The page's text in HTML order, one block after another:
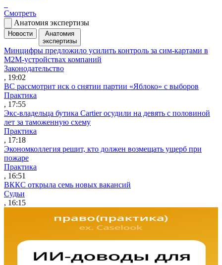
Смотреть
Анатомия экспертизы
Новости
Анатомия
экспертизы
Минцифры предложило усилить контроль за сим-картами в
M2M-устройствах компаний
Законодательство
, 19:02
ВС рассмотрит иск о снятии партии «Яблоко» с выборов
Практика
, 17:55
Экс-владельца бутика Cartier осудили на девять с половиной
лет за таможенную схему
Практика
, 17:18
Экономколлегия решит, кто должен возмещать ущерб при
пожаре
Практика
, 16:51
ВККС открыла семь новых вакансий
Судьи
, 16:15